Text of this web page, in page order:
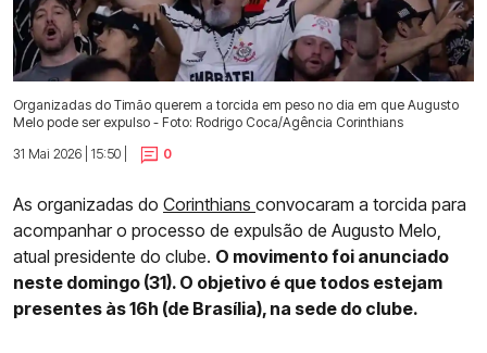
Organizadas do Timão querem a torcida em peso no dia em que Augusto
Melo pode ser expulso - Foto: Rodrigo Coca/Agência Corinthians
31 Mai 2026 | 15:50 |
0
As organizadas do Corinthians convocaram a torcida para
acompanhar o processo de expulsão de Augusto Melo,
atual presidente do clube. O movimento foi anunciado
neste domingo (31). O objetivo é que todos estejam
presentes às 16h (de Brasília), na sede do clube.